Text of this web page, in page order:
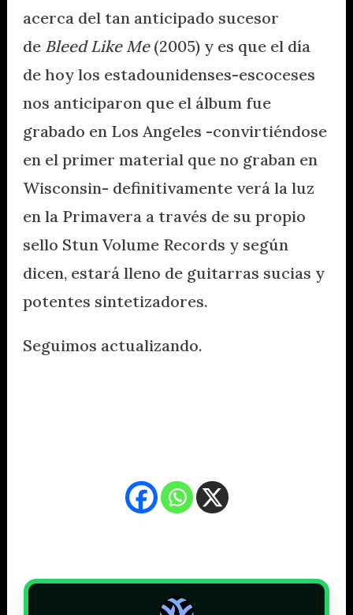
acerca del tan anticipado sucesor
de Bleed Like Me (2005) y es que el día
de hoy los estadounidenses-escoceses
nos anticiparon que el álbum fue
grabado en Los Angeles -convirtiéndose
en el primer material que no graban en
Wisconsin- definitivamente verá la luz
en la Primavera a través de su propio
sello Stun Volume Records y según
dicen, estará lleno de guitarras sucias y
potentes sintetizadores.
Seguimos actualizando.